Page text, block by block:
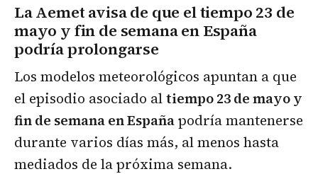
La Aemet avisa de que el tiempo 23 de
mayo y fin de semana en España
podría prolongarse
Los modelos meteorológicos apuntan a que
el episodio asociado altiempo 23 de mayo y
fin de semana en Españapodría mantenerse
durante varios días más, al menos hasta
mediados de la próxima semana.